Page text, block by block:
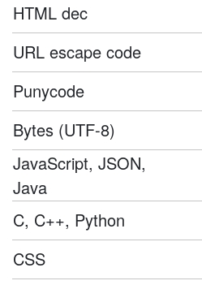
HTML dec
URL escape code
Punycode
Bytes (UTF-8)
JavaScript, JSON,
Java
C, C++, Python
CSS